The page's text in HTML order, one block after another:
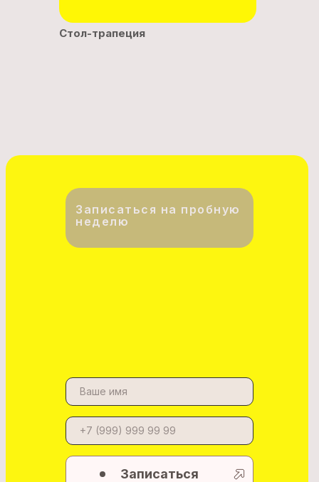
Стол-трапеция
Ваше имя
+7 (999) 999 99 99
Записаться
Записаться на пробную
неделю